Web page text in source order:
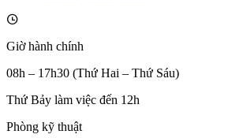
Giờ hành chính
08h – 17h30 (Thứ Hai – Thứ Sáu)
Thứ Bảy làm việc đến 12h
Phòng kỹ thuật